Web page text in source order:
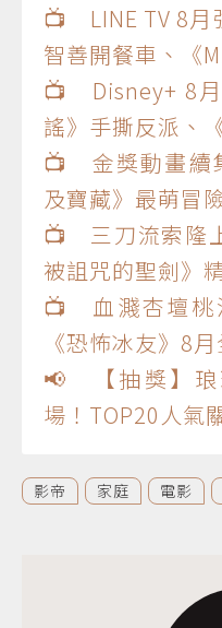
📺 LINE TV 8月
智善開餐車、《
📺 Disney+ 8
謠》手撕反派、
📺 金獎動畫續
及寶藏》最萌冒
📺 三刀流索隆
被詛咒的聖劍》
📺 血濺杏壇桃
《恐怖冰友》8
📢 【抽獎】琅
場！TOP20人氣
影帝 家庭 電影